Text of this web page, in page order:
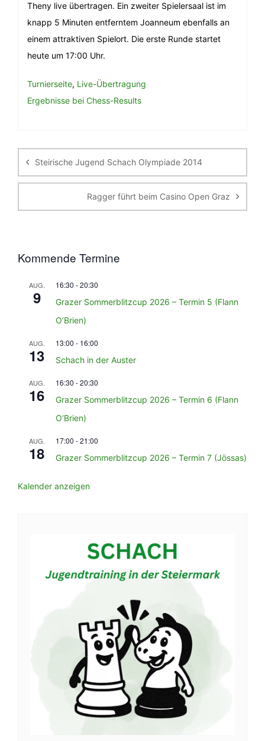
Theny live übertragen. Ein zweiter Spielersaal ist im
knapp 5 Minuten entferntem Joanneum ebenfalls an
einem attraktiven Spielort. Die erste Runde startet
heute um 17:00 Uhr.
Turnierseite, Live-Übertragung
Ergebnisse bei Chess-Results
Steirische Jugend Schach Olympiade 2014
Ragger führt beim Casino Open Graz
Kommende Termine
AUG.
9
16:30 -20:30
Grazer Sommerblitzcup 2026 – Termin 5 (Flann
O’Brien)
AUG.
13
13:00 - 16:00
Schach in der Auster
AUG.
16
16:30 -20:30
Grazer Sommerblitzcup 2026 – Termin 6 (Flann
O’Brien)
AUG.
18
17:00 -21:00
Grazer Sommerblitzcup 2026 – Termin 7 (Jössas)
Kalender anzeigen